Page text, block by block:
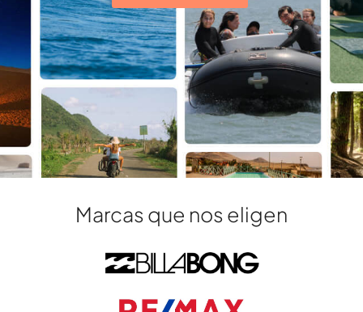
Marcas que nos eligen